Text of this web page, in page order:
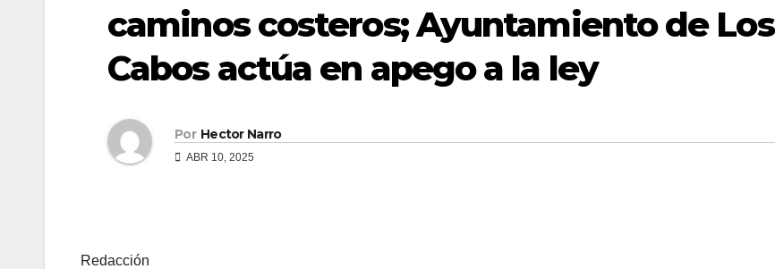
caminos costeros; Ayuntamiento de Los
Cabos actúa en apego a la ley
Por Hector Narro
ABR 10, 2025
Redacción